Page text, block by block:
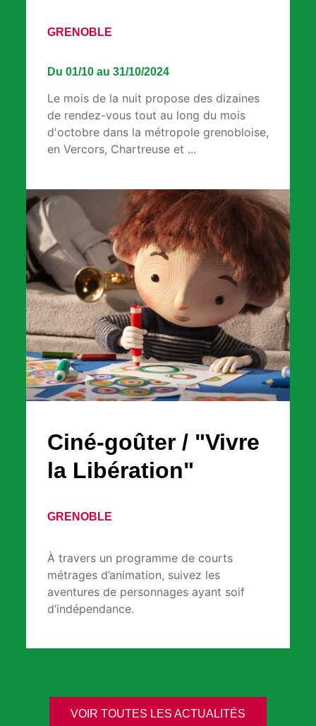
GRENOBLE
Du 01/10 au 31/10/2024
Le mois de la nuit propose des dizaines
de rendez-vous tout au long du mois
d'octobre dans la métropole grenobloise,
en Vercors, Chartreuse et ...
Ciné-goûter / "Vivre
la Libération"
GRENOBLE
À travers un programme de courts
métrages d’animation, suivez les
aventures de personnages ayant soif
d’indépendance.
VOIR TOUTES LES ACTUALITÉS